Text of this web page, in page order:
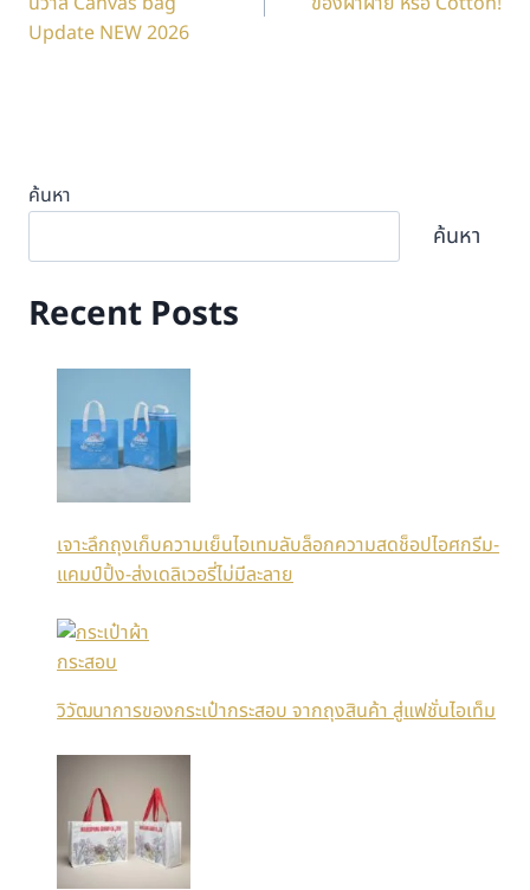
Update NEW 2026
ค้นหา
ค้นหา
Recent Posts
เจาะลึกถุงเก็บความเย็นไอเทมลับล็อกความสดช็อปไอศกรีม-
แคมป์ปิ้ง-ส่งเดลิเวอรี่ไม่มีละลาย
วิวัฒนาการของกระเป๋ากระสอบ จากถุงสินค้า สู่แฟชั่นไอเท็ม